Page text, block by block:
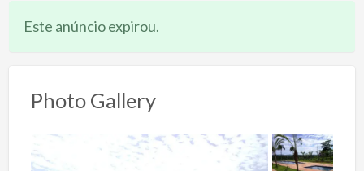
Este anúncio expirou.
Photo Gallery